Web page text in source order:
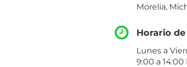
Morelia,
Horario
Lunes a
9:00 a